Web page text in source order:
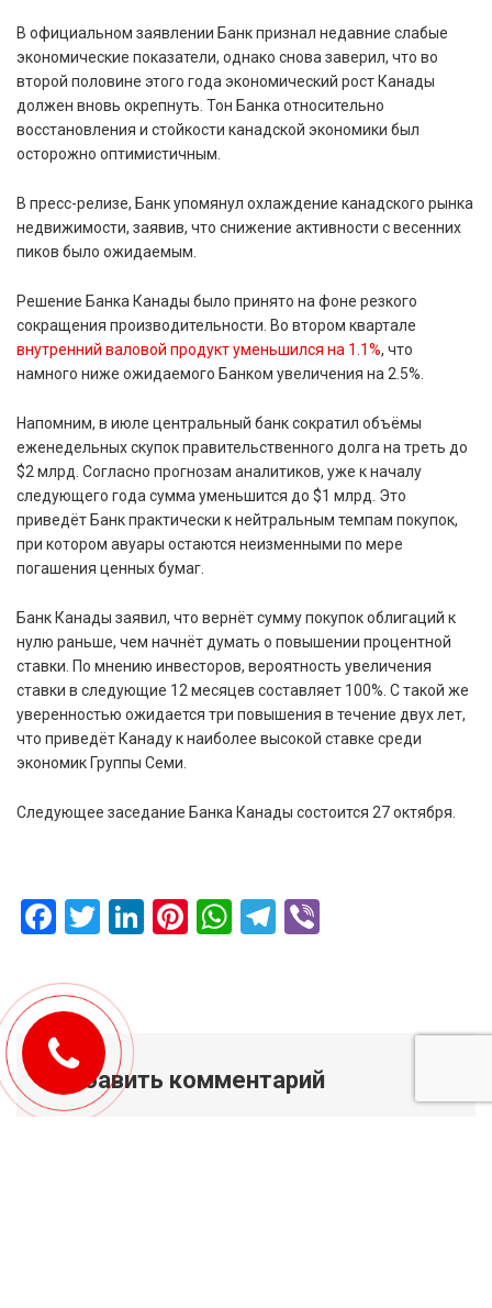
В официальном заявлении Банк признал недавние слабые
экономические показатели, однако снова заверил, что во
второй половине этого года экономический рост Канады
должен вновь окрепнуть. Тон Банка относительно
восстановления и стойкости канадской экономики был
осторожно оптимистичным.
В пресс-релизе, Банк упомянул охлаждение канадского рынка
недвижимости, заявив, что снижение активности с весенних
пиков было ожидаемым.
Решение Банка Канады было принято на фоне резкого
сокращения производительности. Во втором квартале
внутренний валовой продукт уменьшился на 1.1%, что
намного ниже ожидаемого Банком увеличения на 2.5%.
Напомним, в июле центральный банк сократил объёмы
еженедельных скупок правительственного долга на треть до
$2 млрд. Согласно прогнозам аналитиков, уже к началу
следующего года сумма уменьшится до $1 млрд. Это
приведёт Банк практически к нейтральным темпам покупок,
при котором авуары остаются неизменными по мере
погашения ценных бумаг.
Банк Канады заявил, что вернёт сумму покупок облигаций к
нулю раньше, чем начнёт думать о повышении процентной
ставки. По мнению инвесторов, вероятность увеличения
ставки в следующие 12 месяцев составляет 100%. С такой же
уверенностью ожидается три повышения в течение двух лет,
что приведёт Канаду к наиболее высокой ставке среди
экономик Группы Семи.
Следующее заседание Банка Канады состоится 27 октября.
Facebook
Twitter
LinkedIn
Pinterest
WhatsApp
Telegram
Добавить комментарий